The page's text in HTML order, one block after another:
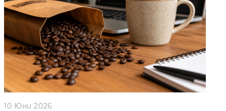
10 Юни 2026